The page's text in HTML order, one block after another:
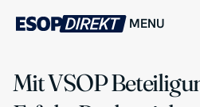
MENU
Mit VSOP